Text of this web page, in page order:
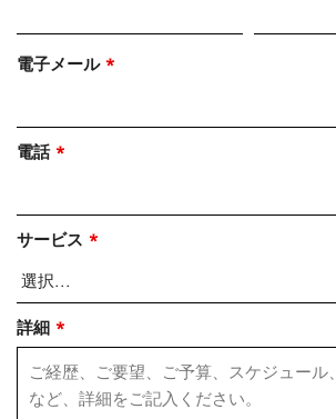
電子メール *
電話 *
サービス *
詳細 *